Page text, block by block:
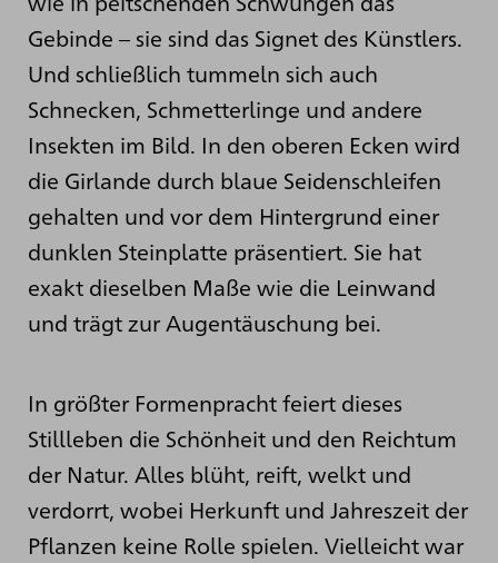
Gebinde – sie sind das Signet des Künstlers.
Und schließlich tummeln sich auch
Schnecken, Schmetterlinge und andere
Insekten im Bild. In den oberen Ecken wird
die Girlande durch blaue Seidenschleifen
gehalten und vor dem Hintergrund einer
dunklen Steinplatte präsentiert. Sie hat
exakt dieselben Maße wie die Leinwand
und trägt zur Augentäuschung bei.
In größter Formenpracht feiert dieses
Stillleben die Schönheit und den Reichtum
der Natur. Alles blüht, reift, welkt und
verdorrt, wobei Herkunft und Jahreszeit der
Pflanzen keine Rolle spielen. Vielleicht war